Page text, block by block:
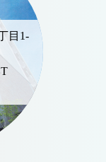
目1-